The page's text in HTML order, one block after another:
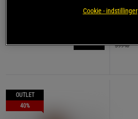
399 kr
OUTLET
40%
Cookie - indstillinger